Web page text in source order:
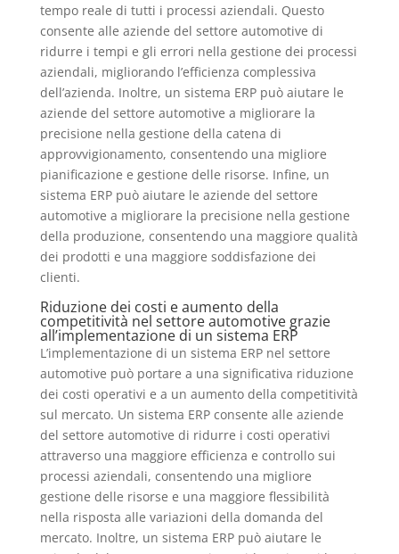
tempo reale di tutti i processi aziendali. Questo
consente alle aziende del settore automotive di
ridurre i tempi e gli errori nella gestione dei processi
aziendali, migliorando l’efficienza complessiva
dell’azienda. Inoltre, un sistema ERP può aiutare le
aziende del settore automotive a migliorare la
precisione nella gestione della catena di
approvvigionamento, consentendo una migliore
pianificazione e gestione delle risorse. Infine, un
sistema ERP può aiutare le aziende del settore
automotive a migliorare la precisione nella gestione
della produzione, consentendo una maggiore qualità
dei prodotti e una maggiore soddisfazione dei
clienti.
Riduzione dei costi e aumento della
competitività nel settore automotive grazie
all’implementazione di un sistema ERP
L’implementazione di un sistema ERP nel settore
automotive può portare a una significativa riduzione
dei costi operativi e a un aumento della competitività
sul mercato. Un sistema ERP consente alle aziende
del settore automotive di ridurre i costi operativi
attraverso una maggiore efficienza e controllo sui
processi aziendali, consentendo una migliore
gestione delle risorse e una maggiore flessibilità
nella risposta alle variazioni della domanda del
mercato. Inoltre, un sistema ERP può aiutare le